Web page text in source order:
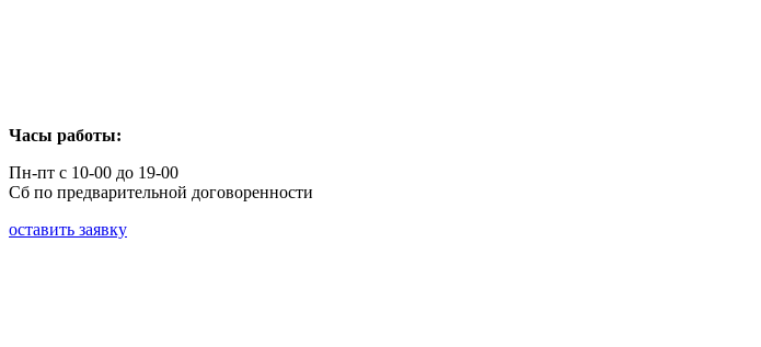
Часы работы:
Пн-пт с 10-00 до 19-00
Сб по предварительной договоренности
оставить заявку